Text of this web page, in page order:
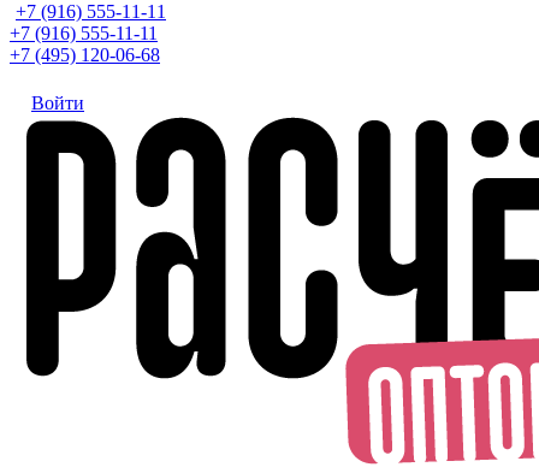
+7 (916) 555-11-11
+7 (916) 555-11-11
+7 (495) 120-06-68
Войти